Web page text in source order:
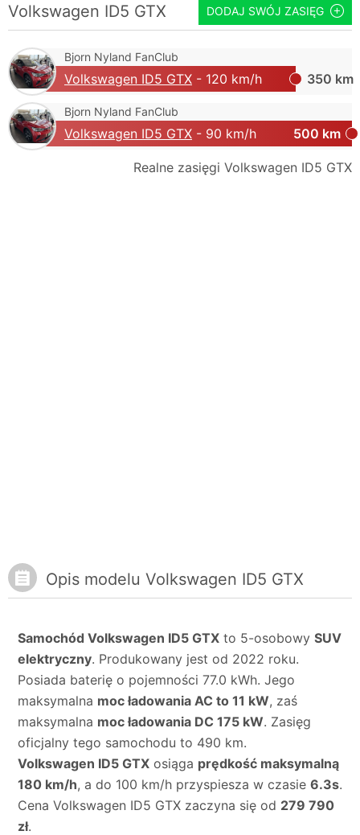
Volkswagen ID5 GTX
DODAJ SWÓJ ZASIĘG
Bjorn Nyland FanClub
Volkswagen ID5 GTX - 120 km/h 350 km
Bjorn Nyland FanClub
Volkswagen ID5 GTX - 90 km/h 500 km
Realne zasięgi Volkswagen ID5 GTX
Opis modelu Volkswagen ID5 GTX
Samochód Volkswagen ID5 GTX to 5-osobowy SUV
elektryczny. Produkowany jest od 2022 roku.
Posiada baterię o pojemności 77.0 kWh. Jego
maksymalna moc ładowania AC to 11 kW, zaś
maksymalna moc ładowania DC 175 kW. Zasięg
oficjalny tego samochodu to 490 km.
Volkswagen ID5 GTX osiąga prędkość maksymalną
180 km/h, a do 100 km/h przyspiesza w czasie 6.3s.
Cena Volkswagen ID5 GTX zaczyna się od 279 790
zł.